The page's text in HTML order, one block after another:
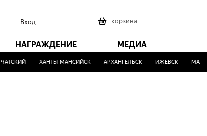
Вход корзина
НАГРАЖДЕНИЕ МЕДИА
ХАНТЫ-МАНСИЙСК АРХАНГЕЛЬСК ИЖЕВСК